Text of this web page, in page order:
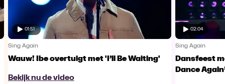
01:51
Sing Again
Wauw! Ibe overtuigt met 'I’ll Be Waiting'
Bekijk nu de video
02:04
Sing Again
Dansfeest
Dance